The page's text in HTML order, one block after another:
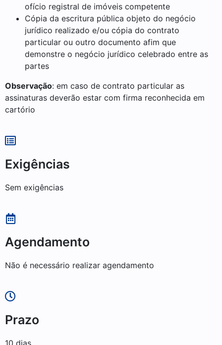
ofício registral de imóveis competente
Cópia da escritura pública objeto do negócio
jurídico realizado e/ou cópia do contrato
particular ou outro documento afim que
demonstre o negócio jurídico celebrado entre as
partes
Observação: em caso de contrato particular as
assinaturas deverão estar com firma reconhecida em
cartório
Exigências
Sem exigências
Agendamento
Não é necessário realizar agendamento
Prazo
10 dias